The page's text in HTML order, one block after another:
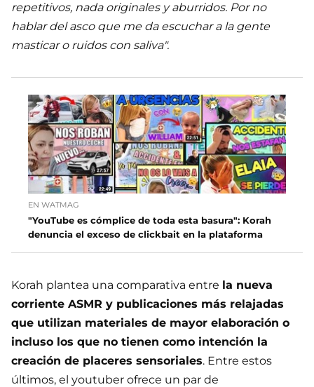
repetitivos, nada originales y aburridos. Por no
hablar del asco que me da escuchar a la gente
masticar o ruidos con saliva".
EN WATMAG
"YouTube es cómplice de toda esta basura": Korah
denuncia el exceso de clickbait en la plataforma
Korah plantea una comparativa entre la nueva
corriente ASMR y publicaciones más relajadas
que utilizan materiales de mayor elaboración o
incluso los que no tienen como intención la
creación de placeres sensoriales. Entre estos
últimos, el youtuber ofrece un par de